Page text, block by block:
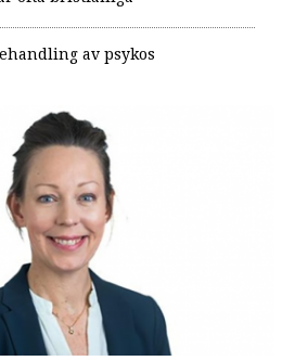
av psykos